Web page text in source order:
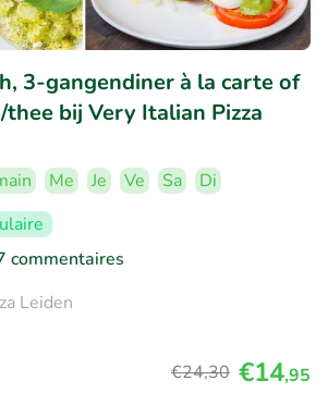
3-gangendiner à la carte of
bij Very Italian Pizza
Me Je Ve Sa
Di
commentaires
Leiden
€24,30 €14,95